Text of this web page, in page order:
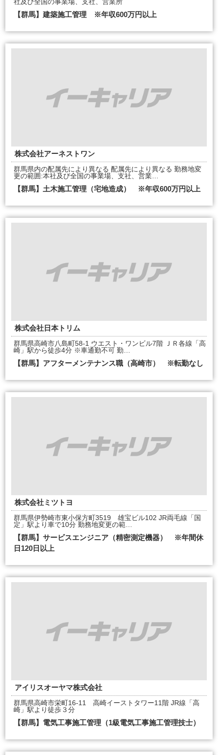
【群馬】建築施工管理 ※年収600万円以上
株式会社アーネストワン
群馬県内の配属先により異なる 配属先により異なる 勤務地変
更の範囲:本社及び全国の事業場、支社、営業…
【群馬】土木施工管理（宅地造成） ※年収600万円以上
株式会社日本トリム
群馬県高崎市八島町58-1 ウエスト・ワンビル7階 ＪＲ各線「高
崎」駅から徒歩4分 ※車通勤不可 勤…
【群馬】アフターメンテナンス職（高崎市） ※転勤なし
株式会社ミツトヨ
群馬県伊勢崎市東小保方町3519 雄宝ビル102 JR両毛線「国
定」駅より車で10分 勤務地変更の範…
【群馬】サービスエンジニア（精密測定機器） ※年間休
日120日以上
アイリスオーヤマ株式会社
群馬県高崎市栄町16-11 高崎イーストタワー11階 JR線「高
崎」駅より徒歩３分
【群馬】電気工事施工管理（1級電気工事施工管理技士）